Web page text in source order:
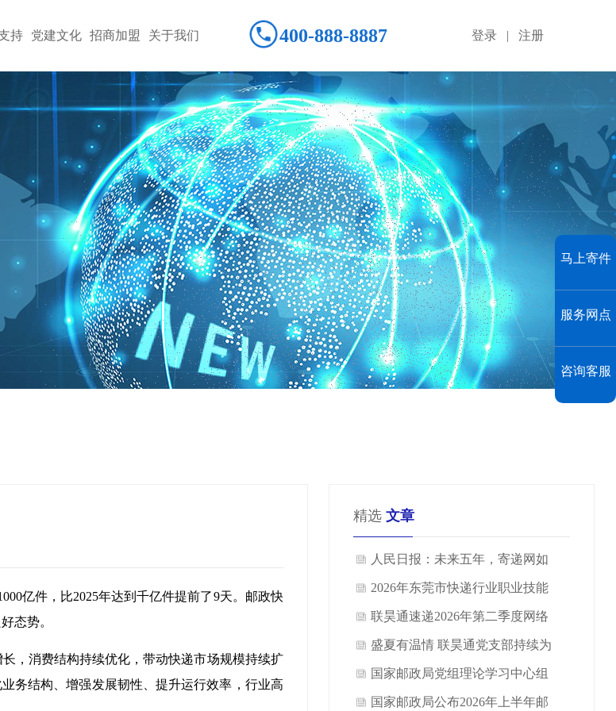
持 党建文化 招商加盟 关于我们 400-888-8887 登录 | 注册
亿件，比2025年达到千亿件提前了9天。邮政快
态势。
，消费结构持续优化，带动快递市场规模持续扩
务结构、增强发展韧性、提升运行效率，行业高
精选 文章
人民日报：未来五年，寄递网如
何由大到强
2026年东莞市快递行业职业技能
竞赛｜联昊通速递获荣誉
联昊通速递2026年第二季度网络
会议圆满召开
盛夏有温情 联昊通党支部持续为
一线员工送清凉
国家邮政局党组理论学习中心组
举行2026年第7次集体学习
国家邮政局公布2026年上半年邮
马上寄件
服务网点
咨询客服